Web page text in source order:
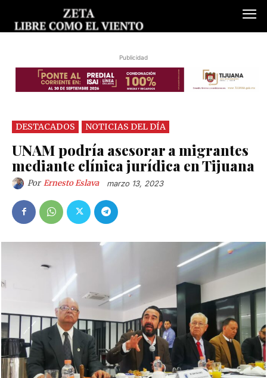
Publicidad
DESTACADOS NOTICIAS DEL DÍA
UNAM podría asesorar a migrantes
mediante clínica jurídica en Tijuana
Por Ernesto Eslava marzo 13, 2023